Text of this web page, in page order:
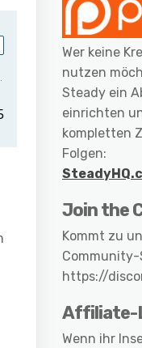
Wer keine
nutzen
Steady ein
einrichten
kompletten
Folgen:
Join the
Kommt zu
Community-
https://
Affiliate-
Wenn ihr